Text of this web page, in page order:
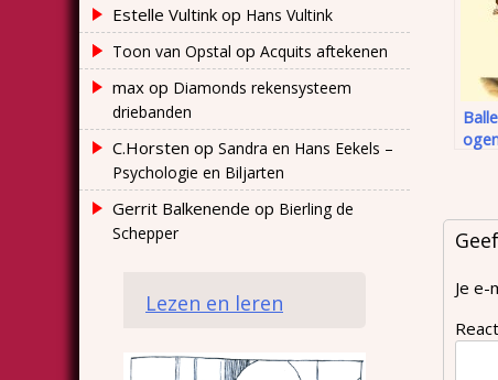
Je
Estelle Vultink op Hans Vultink
Toon van Opstal op Acquits aftekenen
max op Diamonds rekensysteem
driebanden
C.Horsten op Sandra en Hans Eekels –
Psychologie en Biljarten
Gerrit Balkenende op Bierling de
Schepper
Lezen en leren